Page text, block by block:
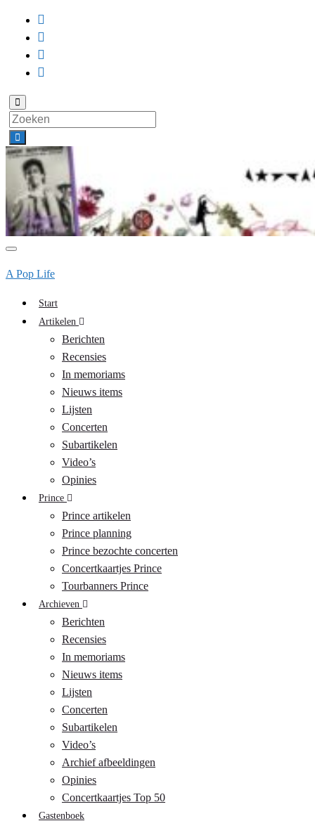
Toggle
zoekformulier
Search
for:
Toggle
A Pop Life
Start
Artikelen
Berichten
Recensies
In memoriams
Nieuws items
Lijsten
Concerten
Subartikelen
Video’s
Opinies
Prince
Prince artikelen
Prince planning
Prince bezochte concerten
Concertkaartjes Prince
Tourbanners Prince
Archieven
Berichten
Recensies
In memoriams
Nieuws items
Lijsten
Concerten
Subartikelen
Video’s
Archief afbeeldingen
Opinies
Concertkaartjes Top 50
Gastenboek